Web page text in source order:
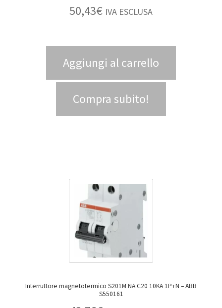
50,43€ IVA ESCLUSA
Aggiungi al carrello
Compra subito!
Interruttore magnetotermico S201M NA C20 10KA 1P+N – ABB
S550161